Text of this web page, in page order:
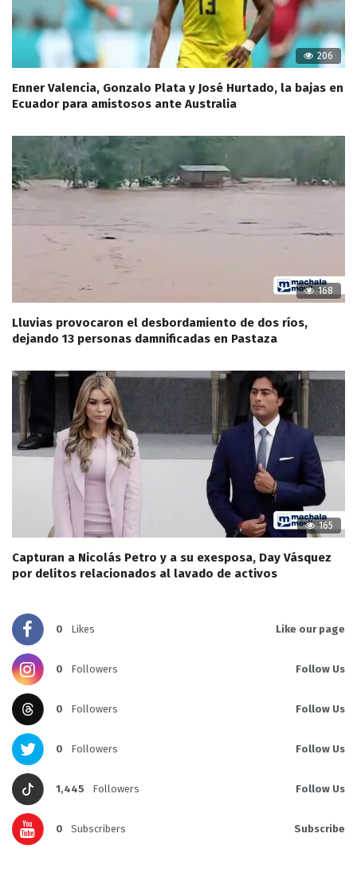
206
Enner Valencia, Gonzalo Plata y José Hurtado, la bajas en
Ecuador para amistosos ante Australia
168
Lluvias provocaron el desbordamiento de dos ríos,
dejando 13 personas damnificadas en Pastaza
165
Capturan a Nicolás Petro y a su exesposa, Day Vásquez
por delitos relacionados al lavado de activos
0 Likes Like our page
0 Followers Follow Us
0 Followers Follow Us
0 Followers Follow Us
1,445 Followers Follow Us
0 Subscribers Subscribe